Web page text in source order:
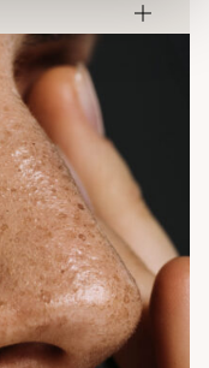
continue
formule tot 60